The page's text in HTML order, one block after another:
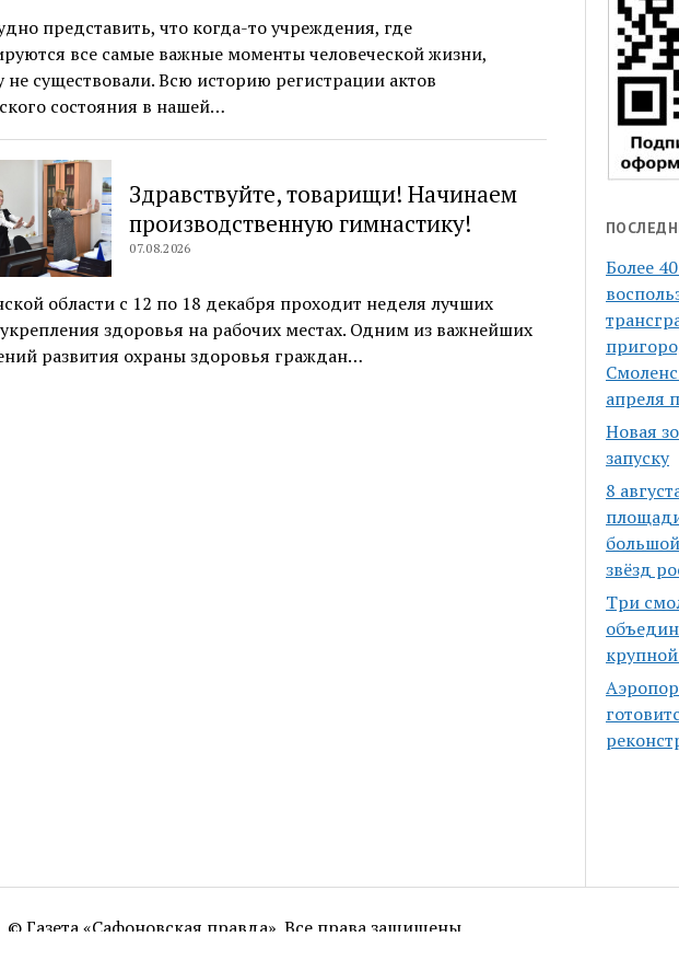
представить, что когда-то учреждения, где
все самые важные моменты человеческой жизни,
не существовали. Всю историю регистрации актов
состояния в нашей…
Здравствуйте, товарищи! Начинаем
производственную гимнастику!
07.08.2026
области с 12 по 18 декабря проходит неделя лучших
здоровья на рабочих местах. Одним из важнейших
развития охраны здоровья граждан…
Более
апреля
Новая
запуску
8
звёзд
Три
© Газета «Сафоновская правда». Все права защищены.